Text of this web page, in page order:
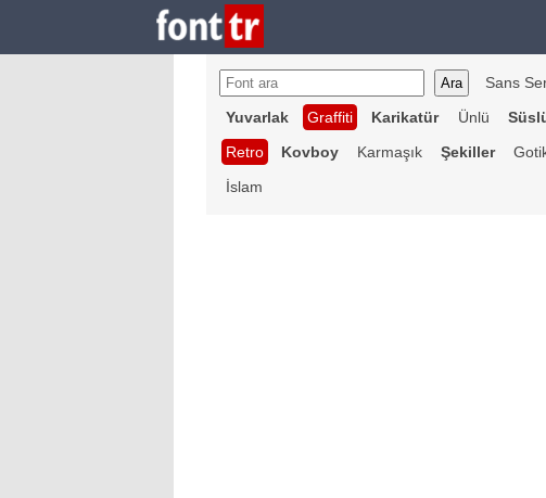
Sans
Yuvarlak
Graffiti Karikatür Ünlü
Retro
Kovboy Karmaşık Şekiller
İslam